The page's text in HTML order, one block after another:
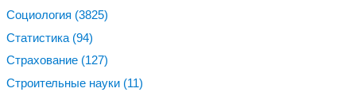
Социология (3825)
Статистика (94)
Страхование (127)
Строительные науки (11)